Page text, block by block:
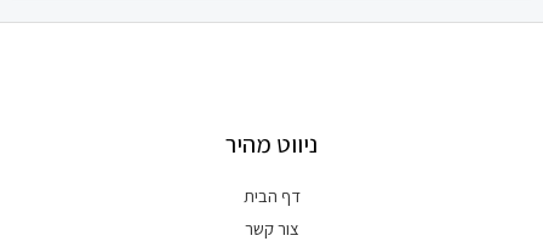
ניווט מהיר
דף הבית
צור קשר